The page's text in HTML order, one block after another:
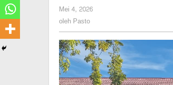
Mei 4, 2026
oleh Pasto